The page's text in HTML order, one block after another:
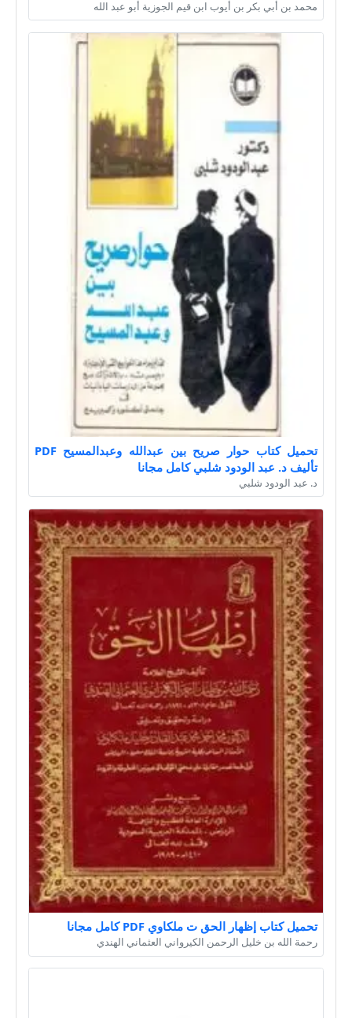
محمد بن أبي بكر بن أيوب ابن قيم الجوزية أبو عبد الله
تحميل كتاب حوار صريح بين عبدالله وعبدالمسيح PDF
تأليف د. عبد الودود شلبي كامل مجانا
د. عبد الودود شلبي
تحميل كتاب إظهار الحق ت ملكاوي PDF كامل مجانا
رحمة الله بن خليل الرحمن الكيرواني العثماني الهندي